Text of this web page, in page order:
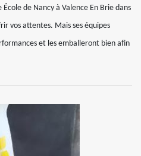
de Nancy à Valence En Brie dans
vos attentes. Mais ses équipes
et les emballeront bien afin